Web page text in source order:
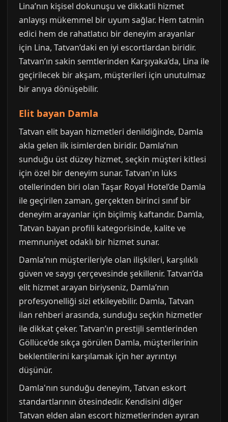
Lina’nın kişisel dokunuşu ve dikkatli hizmet
anlayışı mükemmel bir uyum sağlar. Hem tatmin
edici hem de rahatlatıcı bir deneyim arayanlar
için Lina, Tatvan’daki en iyi escortlardan biridir.
Tatvan’ın sakin semtlerinden Karşıyaka’da, Lina ile
geçirilecek bir akşam, müşterileri için unutulmaz
bir anıya dönüşebilir.
Elit bayan Damla
Tatvan elit bayan hizmetleri denildiğinde, Damla
akla gelen ilk isimlerden biridir. Damla’nın
sunduğu üst düzey hizmet, seçkin müşteri kitlesi
için özel bir deneyim sunar. Tatvan'ın lüks
otellerinden biri olan Taşar Royal Hotel’de Damla
ile geçirilen zaman, gerçekten birinci sınıf bir
deneyim arayanlar için biçilmiş kaftandır. Damla,
Tatvan bayan profili kategorisinde, kalite ve
memnuniyet odaklı bir hizmet sunar.
Damla’nın müşterileriyle olan ilişkileri, karşılıklı
güven ve saygı çerçevesinde şekillenir. Tatvan’da
elit hizmet arayan biriyseniz, Damla’nın
profesyonelliği sizi etkileyebilir. Damla, Tatvan
ilan rehberi arasında, sunduğu seçkin hizmetler
ile dikkat çeker. Tatvan’ın prestijli semtlerinden
Göllüce’de sıkça görülen Damla, müşterilerinin
beklentilerini karşılamak için her ayrıntıyı
düşünür.
Damla'nın sunduğu deneyim, Tatvan eskort
standartlarının ötesindedir. Kendisini diğer
Tatvan elden alan escort hizmetlerinden ayıran